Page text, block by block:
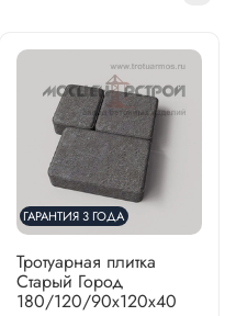
ГАРАНТИЯ 3 ГОДА
Тротуарная плитка
Старый Город
180/120/90х120х40